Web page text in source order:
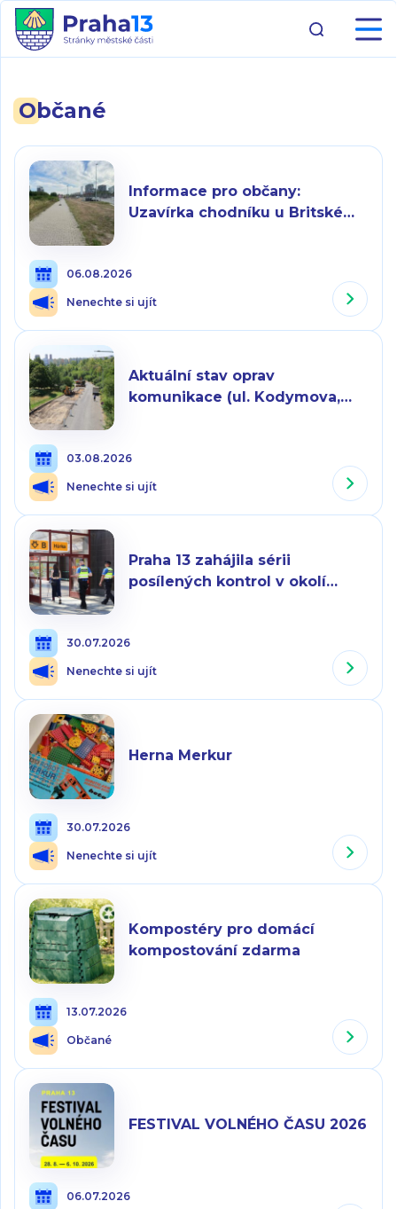
Občané
Informace pro občany:
Uzavírka chodníku u Britské
06.08.2026
Nenechte si ujít
Aktuální stav oprav
komunikace (ul. Kodymova,
03.08.2026
Nenechte si ujít
Praha 13 zahájila sérii
posílených kontrol v okolí
30.07.2026
Nenechte si ujít
Herna Merkur
30.07.2026
Nenechte si ujít
Kompostéry pro domácí
kompostování zdarma
13.07.2026
Občané
FESTIVAL VOLNÉHO ČASU 2026
06.07.2026